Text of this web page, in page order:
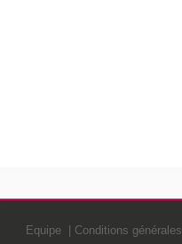
Equipe Conditions générales